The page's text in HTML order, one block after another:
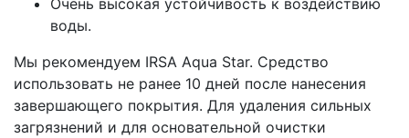
воды.
Мы рекомендуем IRSA Aqua Star. Средство
использовать не ранее 10 дней после нанесения
завершающего покрытия. Для удаления сильных
загрязнений и для основательной очистки